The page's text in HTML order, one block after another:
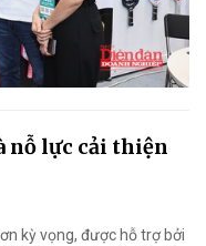
nỗ lực cải thiện
kỳ vọng, được hỗ trợ bởi